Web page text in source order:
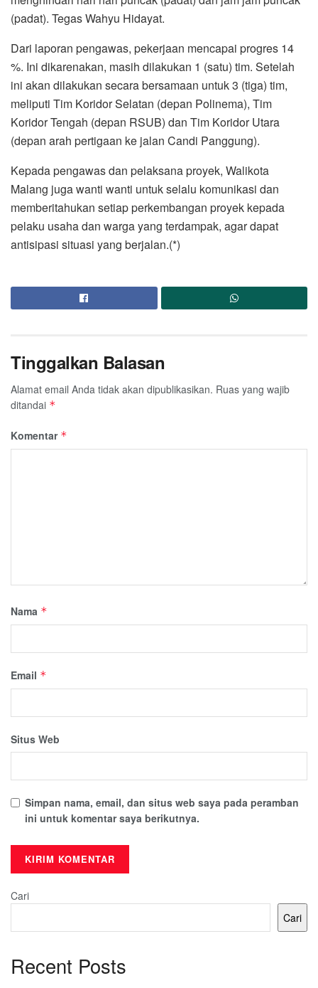
(padat). Tegas Wahyu Hidayat.
Dari laporan pengawas, pekerjaan mencapai progres 14
%. Ini dikarenakan, masih dilakukan 1 (satu) tim. Setelah
ini akan dilakukan secara bersamaan untuk 3 (tiga) tim,
meliputi Tim Koridor Selatan (depan Polinema), Tim
Koridor Tengah (depan RSUB) dan Tim Koridor Utara
(depan arah pertigaan ke jalan Candi Panggung).
Kepada pengawas dan pelaksana proyek, Walikota
Malang juga wanti wanti untuk selalu komunikasi dan
memberitahukan setiap perkembangan proyek kepada
pelaku usaha dan warga yang terdampak, agar dapat
antisipasi situasi yang berjalan.(*)
Tinggalkan Balasan
Alamat email Anda tidak akan dipublikasikan. Ruas yang wajib
ditandai *
Komentar *
Nama *
Email *
Situs Web
Simpan nama, email, dan situs web saya pada peramban
ini untuk komentar saya berikutnya.
Cari
Cari
Recent Posts